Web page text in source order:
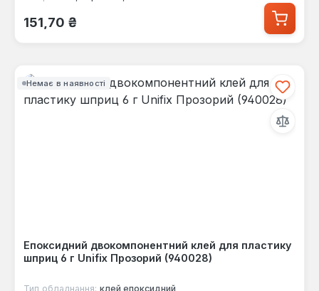
Звичайна ціна:
151,70 ₴
Немає в наявності
Епоксидний двокомпонентний клей для пластику
шприц 6 г Unifix Прозорий (940028)
Тип обладнання: клей епоксидний